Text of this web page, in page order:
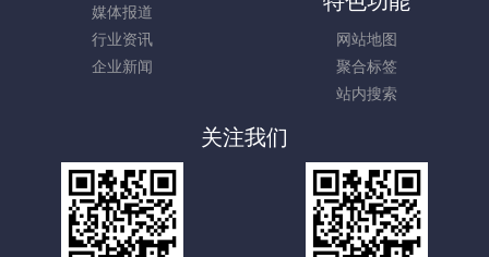
媒体报道
行业资讯
企业新闻
网站地图
聚合标签
站内搜索
关注我们